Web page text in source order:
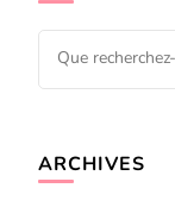
Vous
recherchiez
ARCHIVES